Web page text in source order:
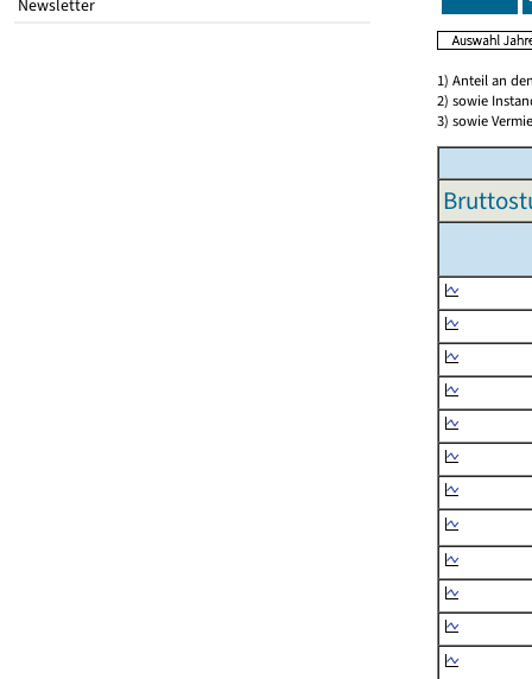
Newsletter
1) Anteil an
2) sowie
3) sowie